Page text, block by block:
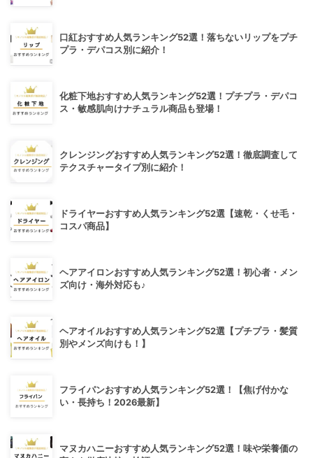
口紅おすすめ人気ランキング52選！落ちないリップをプチ
プラ・デパコス別に紹介！
化粧下地おすすめ人気ランキング52選！プチプラ・デパコ
ス・敏感肌向けナチュラル商品も登場！
クレンジングおすすめ人気ランキング52選！徹底調査して
テクスチャータイプ別に紹介！
ドライヤーおすすめ人気ランキング52選【速乾・くせ毛・
コスパ商品】
ヘアアイロンおすすめ人気ランキング52選！初心者・メン
ズ向け・海外対応も♪
ヘアオイルおすすめ人気ランキング52選【プチプラ・髪質
別やメンズ向けも！】
フライパンおすすめ人気ランキング52選！【焦げ付かな
い・長持ち！2026最新】
マヌカハニーおすすめ人気ランキング52選！味や栄養価の